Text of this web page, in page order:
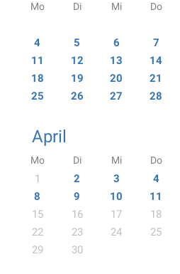
Mo Di Mi Do
4
5 6 7
11
12 13 14
18
19 20 21
25
26 27 28
April
Mo Di Mi Do
1 2 3 4
8
9 10 11
15
16 17 18
22
23 24 25
29
30